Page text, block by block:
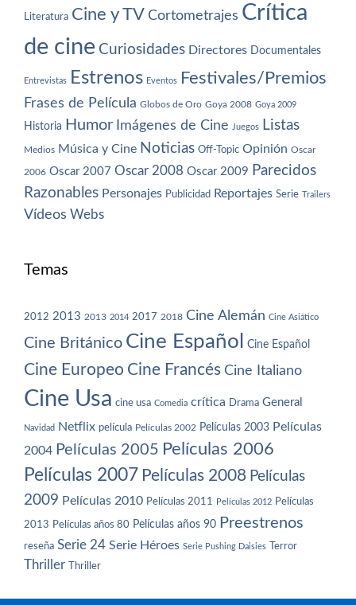
Literatura Cine y TV Cortometrajes Crítica
de cine Curiosidades Directores Documentales
Entrevistas Estrenos Eventos Festivales/Premios
Frases de Película Globos de Oro Goya 2008 Goya 2009
Historia Humor Imágenes de Cine Juegos Listas
Medios Música y Cine Noticias Off-Topic Opinión Oscar
2006 Oscar 2007 Oscar 2008 Oscar 2009 Parecidos
Razonables Personajes Publicidad Reportajes Serie Trailers
Vídeos Webs
Temas
2012 2013 2013 2014 2017 2018 Cine Alemán Cine Asiático
Cine Británico Cine Español Cine Español
Cine Europeo Cine Francés Cine Italiano
Cine Usa cine usa Comedia crítica Drama General
Navidad Netflix película Películas 2002 Películas 2003 Películas
2004 Películas 2005 Películas 2006
Películas 2007 Películas 2008 Películas
2009 Películas 2010 Películas 2011 Películas 2012 Películas
2013 Películas años 80 Películas años 90 Preestrenos
reseña Serie 24 Serie Héroes Serie Pushing Daisies Terror
Thriller Thriller